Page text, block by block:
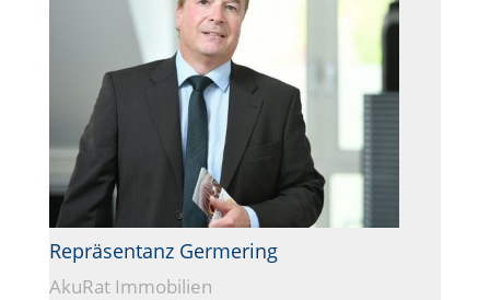
Repräsentanz Germering
AkuRat Immobilien